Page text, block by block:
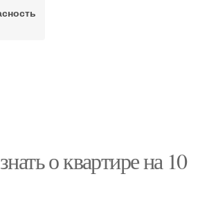
о квартире на 10